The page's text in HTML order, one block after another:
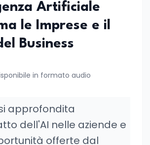
Artificiale
le Imprese e il
Business
in formato audio
approfondita
dell'AI nelle aziende e
offerte dal